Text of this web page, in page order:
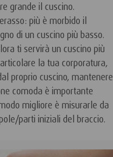
grande il cuscino.
più è morbido il
di un cuscino più basso.
ti servirà un cuscino più
la tua corporatura,
proprio cuscino, mantenere
comoda è importante
migliore è misurarle da
parti iniziali del braccio.